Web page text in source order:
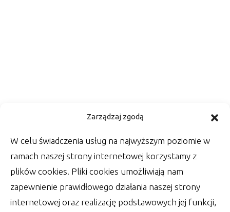
Zarządzaj zgodą
W celu świadczenia usług na najwyższym poziomie w
ramach naszej strony internetowej korzystamy z
plików cookies. Pliki cookies umożliwiają nam
zapewnienie prawidłowego działania naszej strony
internetowej oraz realizację podstawowych jej funkcji,
Kwestia ślubnej fotografii –
zadbaj o oprawę zdjęć
Wśród rzeczy, które zrobić muszą Państwo
Młodzi w dniu swojego ślubu, jest wiele
szablonowych
autor: Lucjan 30 czerwca 2022